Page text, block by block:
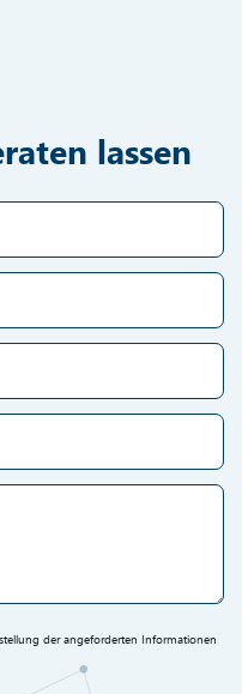
lassen
der angeforderten Informationen